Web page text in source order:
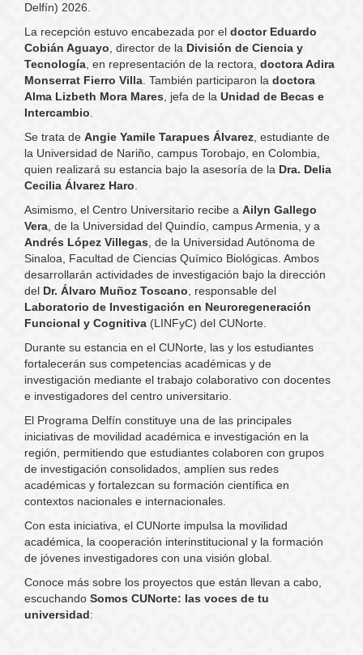
Delfín) 2026.
La recepción estuvo encabezada por el doctor Eduardo
Cobián Aguayo , director de la División de Ciencia y
Tecnología , en representación de la rectora, doctora Adira
Monserrat Fierro Villa . También participaron la doctora
Alma Lizbeth Mora Mares , jefa de la Unidad de Becas e
Intercambio
Se trata de Angie Yamile Tarapues Álvarez , estudiante de
la Universidad de Nariño, campus Torobajo, en Colombia,
quien realizará su estancia bajo la asesoría de la Dra. Delia
Cecilia Álvarez Haro
Asimismo, el Centro Universitario recibe a Ailyn Gallego
Vera , de la Universidad del Quindío, campus Armenia, y a
Andrés López Villegas , de la Universidad Autónoma de
Sinaloa, Facultad de Ciencias Químico Biológicas. Ambos
desarrollarán actividades de investigación bajo la dirección
del Dr. Álvaro Muñoz Toscano , responsable del
Laboratorio de Investigación en Neuroregeneración
Funcional y Cognitiva (LINFyC) del CUNorte.
Durante su estancia en el CUNorte, las y los estudiantes
fortalecerán sus competencias académicas y de
investigación mediante el trabajo colaborativo con docentes
e investigadores del centro universitario.
El Programa Delfín constituye una de las principales
iniciativas de movilidad académica e investigación en la
región, permitiendo que estudiantes colaboren con grupos
de investigación consolidados, amplíen sus redes
académicas y fortalezcan su formación científica en
contextos nacionales e internacionales.
Con esta iniciativa, el CUNorte impulsa la movilidad
académica, la cooperación interinstitucional y la formación
de jóvenes investigadores con una visión global.
Conoce más sobre los proyectos que están llevan a cabo,
escuchando Somos CUNorte: las voces de tu
universidad: